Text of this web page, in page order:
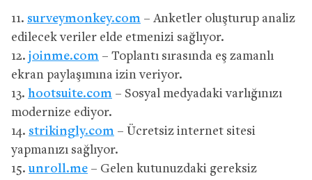
11. surveymonkey.com – Anketler oluşturup analiz
edilecek veriler elde etmenizi sağlıyor.
12. joinme.com – Toplantı sırasında eş zamanlı
ekran paylaşımına izin veriyor.
13. hootsuite.com – Sosyal medyadaki varlığınızı
modernize ediyor.
14. strikingly.com – Ücretsiz internet sitesi
yapmanızı sağlıyor.
15.unroll.me – Gelen kutunuzdaki gereksiz